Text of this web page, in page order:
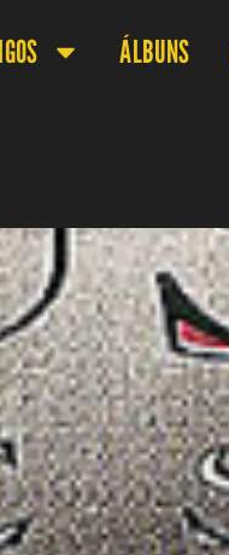
ÁLBUNS